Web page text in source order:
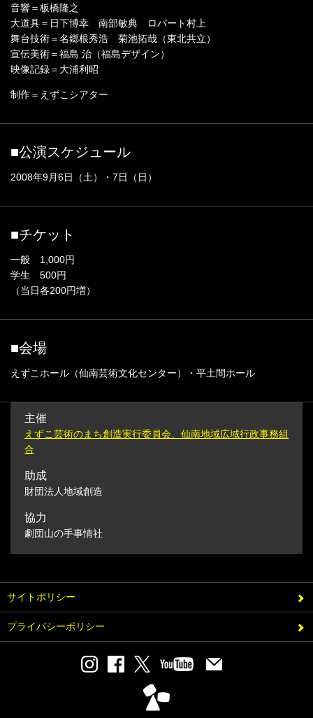
音響＝板橋隆之
大道具＝日下博幸 南部敏典 ロバート村上
舞台技術＝名郷根秀浩 菊池拓哉（東北共立）
宣伝美術＝福島 治（福島デザイン）
映像記録＝大浦利昭
制作＝えずこシアター
■公演スケジュール
2008年9月6日（土）・7日（日）
■チケット
一般 1,000円
学生 500円
（当日各200円増）
■会場
えずこホール（仙南芸術文化センター）・平土間ホール
主催
えずこ芸術のまち創造実行委員会、仙南地域広域行政事務組
合
助成
財団法人地域創造
協力
劇団山の手事情社
サイトポリシー
プライバシーポリシー